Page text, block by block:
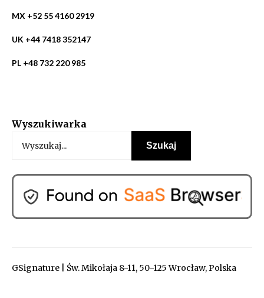
MX +52 55 4160 2919
UK +44 7418 352147
PL +48 732 220 985
Wyszukiwarka
GSignature | Św. Mikołaja 8-11, 50-125 Wrocław, Polska